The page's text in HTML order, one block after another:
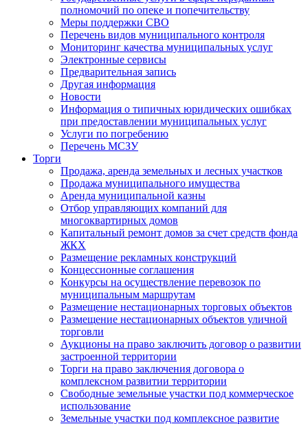
полномочий по опеке и попечительству
Меры поддержки СВО
Перечень видов муниципального контроля
Мониторинг качества муниципальных услуг
Электронные сервисы
Предварительная запись
Другая информация
Новости
Информация о типичных юридических ошибках
при предоставлении муниципальных услуг
Услуги по погребению
Перечень МСЗУ
Торги
Продажа, аренда земельных и лесных участков
Продажа муниципального имущества
Аренда муниципальной казны
Отбор управляющих компаний для
многоквартирных домов
Капитальный ремонт домов за счет средств фонда
ЖКХ
Размещение рекламных конструкций
Концессионные соглашения
Конкурсы на осуществление перевозок по
муниципальным маршрутам
Размещение нестационарных торговых объектов
Размещение нестационарных объектов уличной
торговли
Аукционы на право заключить договор о развитии
застроенной территории
Торги на право заключения договора о
комплексном развитии территории
Свободные земельные участки под коммерческое
использование
Земельные участки под комплексное развитие